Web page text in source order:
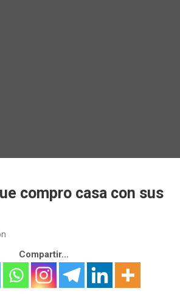
compro casa con sus
Compartir...